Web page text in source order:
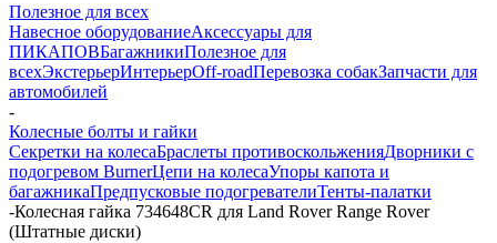
Полезное для всех
Навесное оборудованиеАксессуары для
ПИКАПОВБагажникиПолезное для
всехЭкстерьерИнтерьерOff-roadПеревозка собакЗапчасти для
автомобилей
-
Колесные болты и гайки
Секретки на колесаБраслеты противоскольженияДворники с
подогревом BurnerЦепи на колесаУпоры капота и
багажникаПредпусковые подогревателиТенты-палатки
-Колесная гайка 734648CR для Land Rover Range Rover
(Штатные диски)